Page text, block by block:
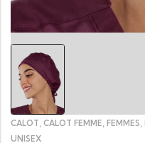
CALOT, CALOT FEMME, FEMMES,
UNISEX